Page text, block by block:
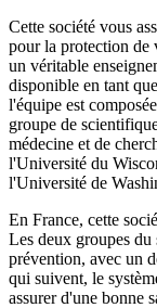
Cette société vous
pour la protection de
un véritable
disponible en tant
l'équipe est
groupe de
médecine et de
l'Université du
l'Université de
En France, cette
Les deux groupes du
prévention, avec un
qui suivent, le
assurer d'une bonne